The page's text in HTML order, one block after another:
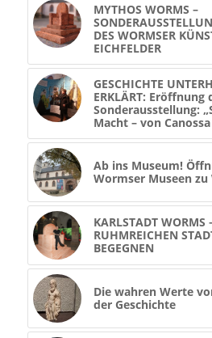
MYTHOS WORMS –
DES WORMSER
EICHFELDER
GESCHICHTE
ERKLÄRT: Eröffnung
Sonderausstellung:
Macht – von
Ab ins Museum!
Wormser Museen
KARLSTADT WORMS
RUHMREICHEN
BEGEGNEN
Die wahren Werte
der Geschichte